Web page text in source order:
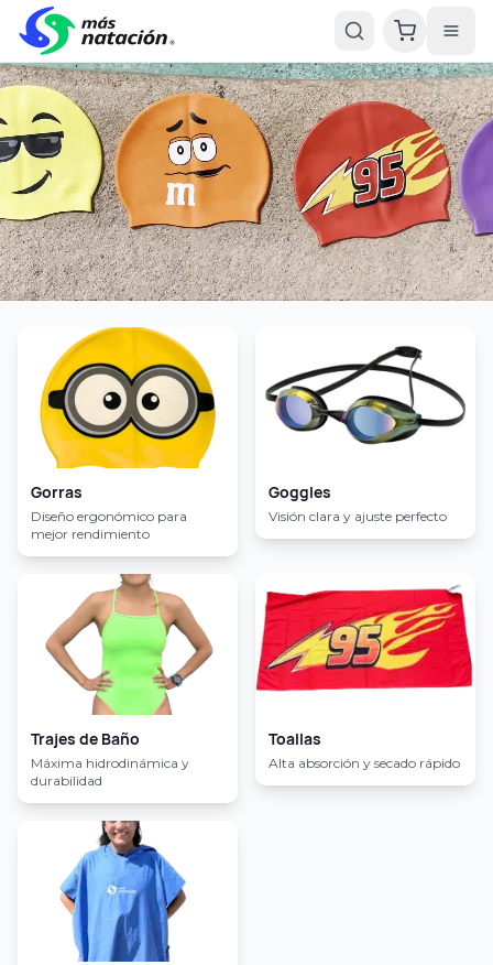
Gorras
Diseño ergonómico para
mejor rendimiento
Goggles
Visión clara y ajuste perfecto
Trajes de Baño
Máxima hidrodinámica y
durabilidad
Toallas
Alta absorción y secado rápido